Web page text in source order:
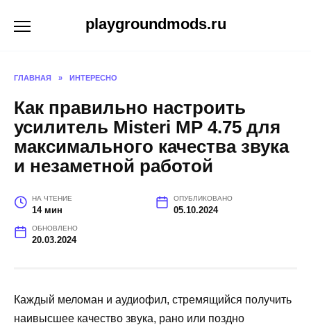
playgroundmods.ru
ГЛАВНАЯ » ИНТЕРЕСНО
Как правильно настроить
усилитель Misteri МР 4.75 для
максимального качества звука
и незаметной работой
НА ЧТЕНИЕ
14 мин
ОПУБЛИКОВАНО
05.10.2024
ОБНОВЛЕНО
20.03.2024
Каждый меломан и аудиофил, стремящийся получить
наивысшее качество звука, рано или поздно